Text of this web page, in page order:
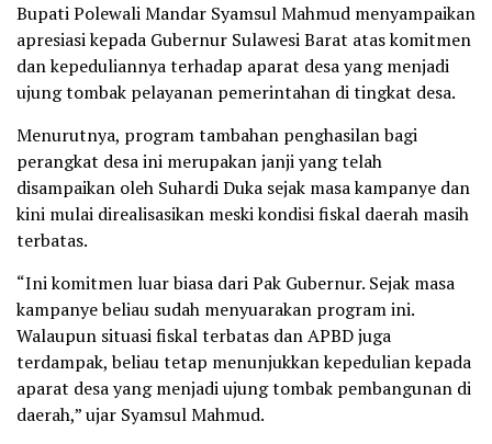
Bupati Polewali Mandar Syamsul Mahmud menyampaikan
apresiasi kepada Gubernur Sulawesi Barat atas komitmen
dan kepeduliannya terhadap aparat desa yang menjadi
ujung tombak pelayanan pemerintahan di tingkat desa.
Menurutnya, program tambahan penghasilan bagi
perangkat desa ini merupakan janji yang telah
disampaikan oleh Suhardi Duka sejak masa kampanye dan
kini mulai direalisasikan meski kondisi fiskal daerah masih
terbatas.
“Ini komitmen luar biasa dari Pak Gubernur. Sejak masa
kampanye beliau sudah menyuarakan program ini.
Walaupun situasi fiskal terbatas dan APBD juga
terdampak, beliau tetap menunjukkan kepedulian kepada
aparat desa yang menjadi ujung tombak pembangunan di
daerah,” ujar Syamsul Mahmud.